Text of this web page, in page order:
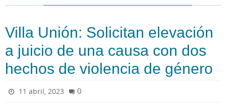
Villa Unión: Solicitan elevación
a juicio de una causa con dos
hechos de violencia de género
11 abril, 2023 0